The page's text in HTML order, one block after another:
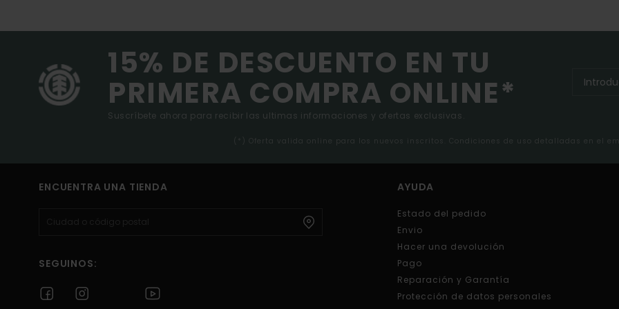
15% DE DESCUENTO EN TU
PRIMERA COMPRA ONLINE*
Suscríbete ahora para recibir las ultimas informaciones y ofertas exclusivas.
(*) Oferta valida online para los nuevos inscritos. Condiciones de uso detalladas en el
ENCUENTRA UNA TIENDA
SEGUINOS:
AYUDA
Estado del pedido
Envio
Hacer una devolución
Pago
Reparación y Garantía
Protección de datos personales